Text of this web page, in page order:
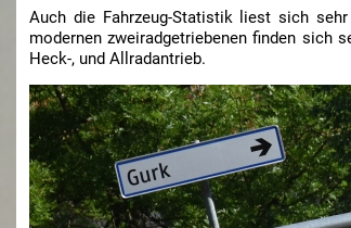
Auch die Fahrzeug-Statistik liest sich
modernen zweiradgetriebenen finden sich
Heck-, und Allradantrieb.